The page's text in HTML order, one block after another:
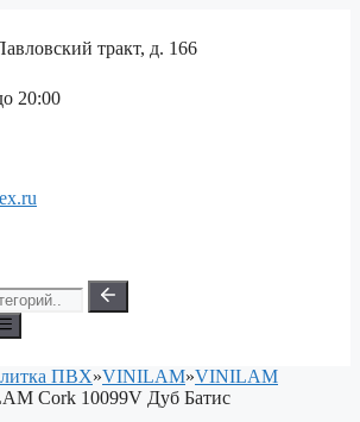
тракт, д. 166
20:00
ПВХ»VINILAM»VINILAM
Cork 10099V Дуб Батис